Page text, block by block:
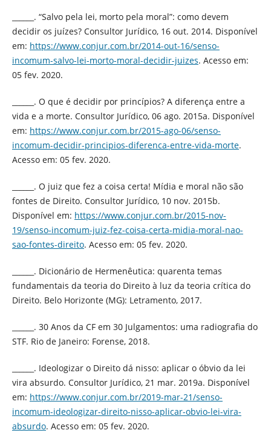
______. “Salvo pela lei, morto pela moral”: como devem
decidir os juízes? Consultor Jurídico, 16 out. 2014. Disponível
em: https://www.conjur.com.br/2014-out-16/senso-
incomum-salvo-lei-morto-moral-decidir-juizes. Acesso em:
05 fev. 2020.
______. O que é decidir por princípios? A diferença entre a
vida e a morte. Consultor Jurídico, 06 ago. 2015a. Disponível
em: https://www.conjur.com.br/2015-ago-06/senso-
incomum-decidir-principios-diferenca-entre-vida-morte.
Acesso em: 05 fev. 2020.
______. O juiz que fez a coisa certa! Mídia e moral não são
fontes de Direito. Consultor Jurídico, 10 nov. 2015b.
Disponível em: https://www.conjur.com.br/2015-nov-
19/senso-incomum-juiz-fez-coisa-certa-midia-moral-nao-
sao-fontes-direito. Acesso em: 05 fev. 2020.
______. Dicionário de Hermenêutica: quarenta temas
fundamentais da teoria do Direito à luz da teoria crítica do
Direito. Belo Horizonte (MG): Letramento, 2017.
______. 30 Anos da CF em 30 Julgamentos: uma radiografia do
STF. Rio de Janeiro: Forense, 2018.
______. Ideologizar o Direito dá nisso: aplicar o óbvio da lei
vira absurdo. Consultor Jurídico, 21 mar. 2019a. Disponível
em: https://www.conjur.com.br/2019-mar-21/senso-
incomum-ideologizar-direito-nisso-aplicar-obvio-lei-vira-
absurdo. Acesso em: 05 fev. 2020.